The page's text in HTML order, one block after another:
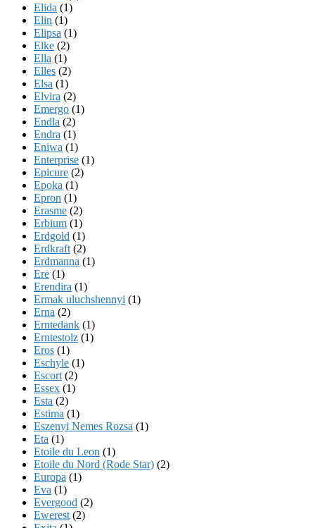
Elida (1)
Elin (1)
Elipsa (1)
Elke (2)
Ella (1)
Elles (2)
Elsa (1)
Elvira (2)
Emergo (1)
Endla (2)
Endra (1)
Eniwa (1)
Enterprise (1)
Epicure (2)
Epoka (1)
Epron (1)
Erasme (2)
Erbium (1)
Erdgold (1)
Erdkraft (2)
Erdmanna (1)
Ere (1)
Erendira (1)
Ermak uluchshennyi (1)
Erna (2)
Erntedank (1)
Erntestolz (1)
Eros (1)
Eschyle (1)
Escort (2)
Essex (1)
Esta (2)
Estima (1)
Eszenyi Nemes Rozsa (1)
Eta (1)
Etoile du Leon (1)
Etoile du Nord (Rode Star) (2)
Europa (1)
Eva (1)
Evergood (2)
Ewerest (2)